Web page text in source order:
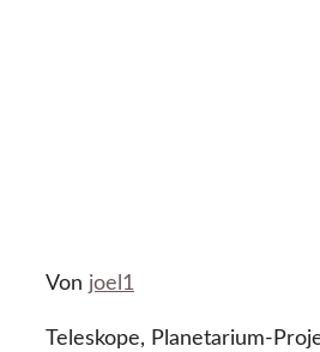
Von joel1
Teleskope, Planetarium-